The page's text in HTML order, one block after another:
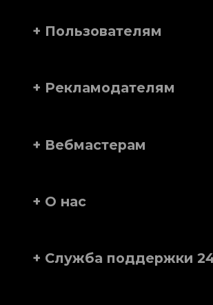
+ Пользователям
+ Рекламодателям
+ Вебмастерам
+ О нас
+ Служба поддержки